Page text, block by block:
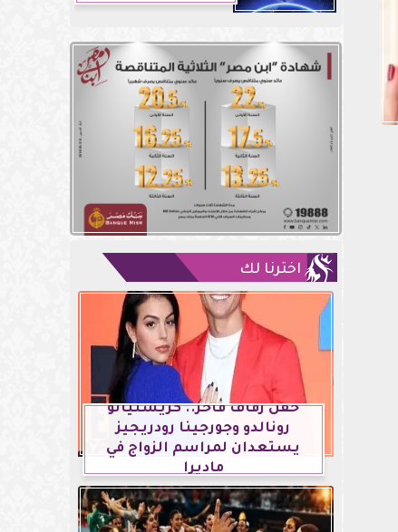
اخترنا لك
حفل زفاف فاخر.. كريستيانو
رونالدو وجورجينا رودريجيز
يستعدان لمراسم الزواج في
ماديرا